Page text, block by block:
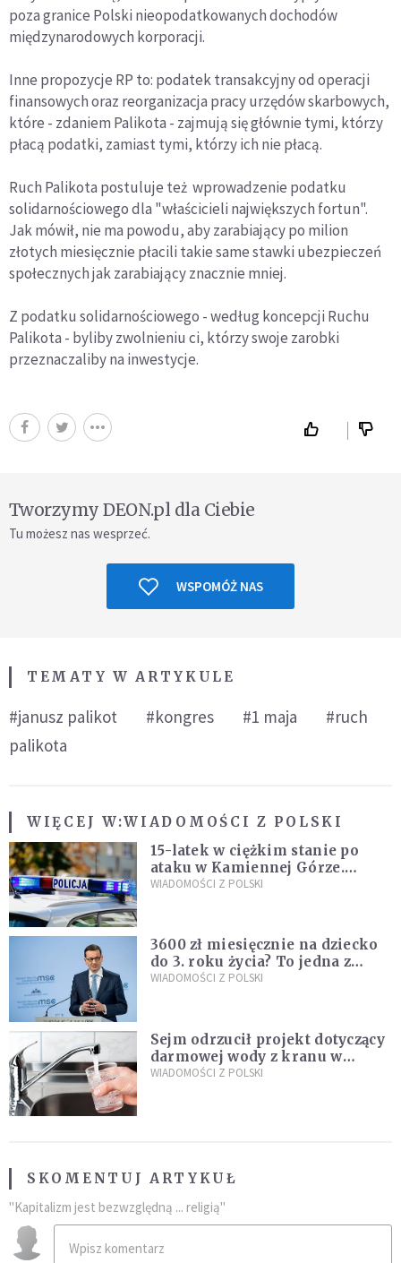
poza granice Polski nieopodatkowanych dochodów
międzynarodowych korporacji.
Inne propozycje RP to: podatek transakcyjny od operacji
finansowych oraz reorganizacja pracy urzędów skarbowych,
które - zdaniem Palikota - zajmują się głównie tymi, którzy
płacą podatki, zamiast tymi, którzy ich nie płacą.
Ruch Palikota postuluje też wprowadzenie podatku
solidarnościowego dla "właścicieli największych fortun".
Jak mówił, nie ma powodu, aby zarabiający po milion
złotych miesięcznie płacili takie same stawki ubezpieczeń
społecznych jak zarabiający znacznie mniej.
Z podatku solidarnościowego - według koncepcji Ruchu
Palikota - byliby zwolnieniu ci, którzy swoje zarobki
przeznaczaliby na inwestycje.
Tworzymy DEON.pl dla Ciebie
Tu możesz nas wesprzeć.
WSPOMÓŻ NAS
TEMATY W ARTYKULE
#janusz palikot #kongres #1 maja
#ruch
palikota
WIĘCEJ W:WIADOMOŚCI Z POLSKI
15-latek w ciężkim stanie po
ataku w Kamiennej Górze.
Policja zatrzymała dwóch
WIADOMOŚCI Z POLSKI
3600 zł miesięcznie na dziecko
do 3. roku życia? To jedna z
propozycji programu "Rozwój
WIADOMOŚCI Z POLSKI
Sejm odrzucił projekt dotyczący
darmowej wody z kranu w
restauracjach
WIADOMOŚCI Z POLSKI
SKOMENTUJ ARTYKUŁ
"Kapitalizm jest bezwzględną ... religią"